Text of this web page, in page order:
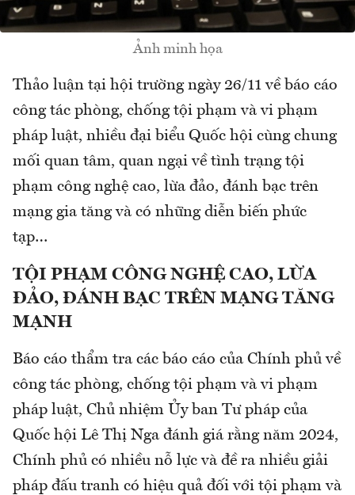
Ảnh minh họa
Thảo luận tại hội trường ngày 26/11 về báo cáo
công tác phòng, chống tội phạm và vi phạm
pháp luật, nhiều đại biểu Quốc hội cùng chung
mối quan tâm, quan ngại về tình trạng tội
phạm công nghệ cao, lừa đảo, đánh bạc trên
mạng gia tăng và có những diễn biến phức
tạp…
TỘI PHẠM CÔNG NGHỆ CAO, LỪA
ĐẢO, ĐÁNH BẠC TRÊN MẠNG TĂNG
MẠNH
Báo cáo thẩm tra các báo cáo của Chính phủ về
công tác phòng, chống tội phạm và vi phạm
pháp luật, Chủ nhiệm Ủy ban Tư pháp của
Quốc hội Lê Thị Nga đánh giá rằng năm 2024,
Chính phủ có nhiều nỗ lực và đề ra nhiều giải
pháp đấu tranh có hiệu quả đối với tội phạm và